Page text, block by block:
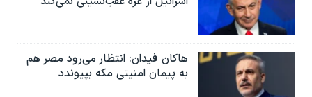
هاکان فیدان: انتظار می‌رود مصر هم
به پیمان امنیتی مکه بپیوندد